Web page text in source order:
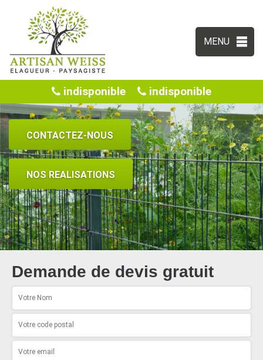
MENU
indisponible indisponible
CONTACTEZ-NOUS
NOS REALISATIONS
Demande de devis gratuit